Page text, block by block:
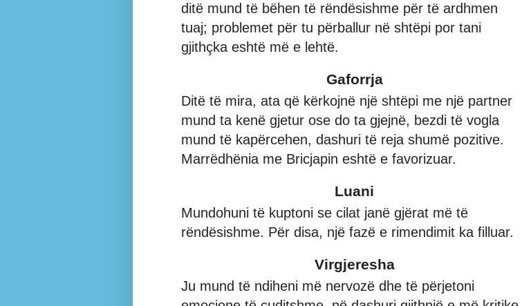
ditë mund të bëhen të rëndësishme për të ardhmen
tuaj; problemet për tu përballur në shtëpi por tani
gjithçka eshtë më e lehtë.
Gaforrja
Ditë të mira, ata që kërkojnë një shtëpi me një partner
mund ta kenë gjetur ose do ta gjejnë, bezdi të vogla
mund të kapërcehen, dashuri të reja shumë pozitive.
Marrëdhënia me Bricjapin eshtë e favorizuar.
Luani
Mundohuni të kuptoni se cilat janë gjërat më të
rëndësishme. Për disa, një fazë e rimendimit ka filluar.
Virgjeresha
Ju mund të ndiheni më nervozë dhe të përjetoni